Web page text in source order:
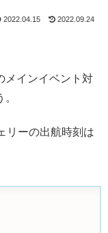
2022.04.15 2022.09.24
メインイベント対
リーの出航時刻は